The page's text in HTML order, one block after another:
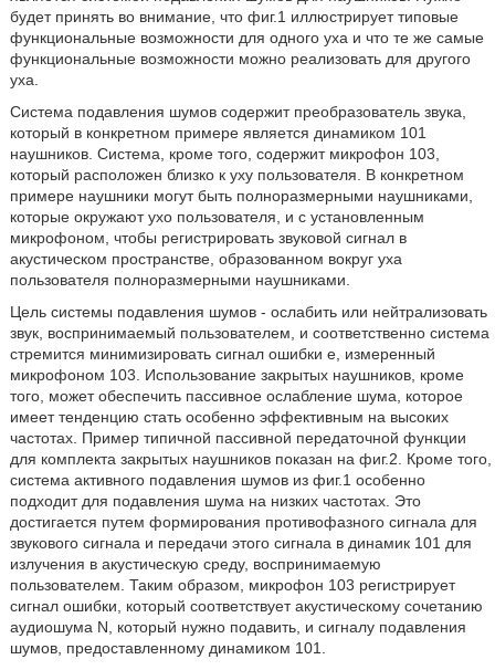
будет принять во внимание, что фиг.1 иллюстрирует типовые
функциональные возможности для одного уха и что те же самые
функциональные возможности можно реализовать для другого
уха.
Система подавления шумов содержит преобразователь звука,
который в конкретном примере является динамиком 101
наушников. Система, кроме того, содержит микрофон 103,
который расположен близко к уху пользователя. В конкретном
примере наушники могут быть полноразмерными наушниками,
которые окружают ухо пользователя, и с установленным
микрофоном, чтобы регистрировать звуковой сигнал в
акустическом пространстве, образованном вокруг уха
пользователя полноразмерными наушниками.
Цель системы подавления шумов - ослабить или нейтрализовать
звук, воспринимаемый пользователем, и соответственно система
стремится минимизировать сигнал ошибки e, измеренный
микрофоном 103. Использование закрытых наушников, кроме
того, может обеспечить пассивное ослабление шума, которое
имеет тенденцию стать особенно эффективным на высоких
частотах. Пример типичной пассивной передаточной функции
для комплекта закрытых наушников показан на фиг.2. Кроме того,
система активного подавления шумов из фиг.1 особенно
подходит для подавления шума на низких частотах. Это
достигается путем формирования противофазного сигнала для
звукового сигнала и передачи этого сигнала в динамик 101 для
излучения в акустическую среду, воспринимаемую
пользователем. Таким образом, микрофон 103 регистрирует
сигнал ошибки, который соответствует акустическому сочетанию
аудиошума N, который нужно подавить, и сигналу подавления
шумов, предоставленному динамиком 101.